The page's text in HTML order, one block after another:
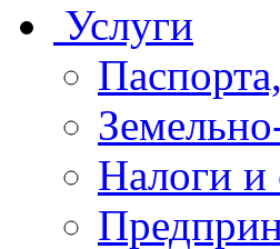
Услуги
Налоги и